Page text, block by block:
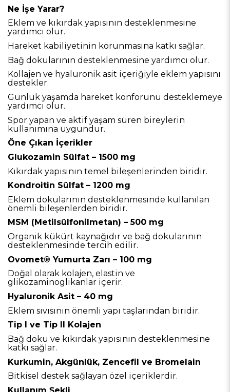
Ne İşe Yarar?
Eklem ve kıkırdak yapısının desteklenmesine
yardımcı olur.
Hareket kabiliyetinin korunmasına katkı sağlar.
Bağ dokularının desteklenmesine yardımcı olur.
Kollajen ve hyaluronik asit içeriğiyle eklem yapısını
destekler.
Günlük yaşamda hareket konforunu desteklemeye
yardımcı olur.
Spor yapan ve aktif yaşam süren bireylerin
kullanımına uygundur.
Öne Çıkan İçerikler
Glukozamin Sülfat – 1500 mg
Kıkırdak yapısının temel bileşenlerinden biridir.
Kondroitin Sülfat – 1200 mg
Eklem dokularının desteklenmesinde kullanılan
önemli bileşenlerden biridir.
MSM (Metilsülfonilmetan) – 500 mg
Organik kükürt kaynağıdır ve bağ dokularının
desteklenmesinde tercih edilir.
Ovomet® Yumurta Zarı – 100 mg
Doğal olarak kolajen, elastin ve
glikozaminoglikanlar içerir.
Hyaluronik Asit – 40 mg
Eklem sıvısının önemli yapı taşlarından biridir.
Tip I ve Tip II Kolajen
Bağ doku ve kıkırdak yapısının desteklenmesine
katkı sağlar.
Kurkumin, Akgünlük, Zencefil ve Bromelain
Bitkisel destek sağlayan özel içeriklerdir.